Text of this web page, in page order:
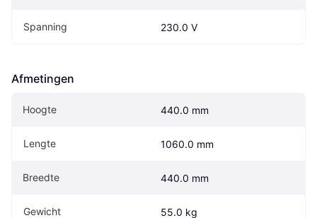
Spanning 230.0 V
Afmetingen
Hoogte 440.0 mm
Lengte 1060.0 mm
Breedte 440.0 mm
Gewicht 55.0 kg